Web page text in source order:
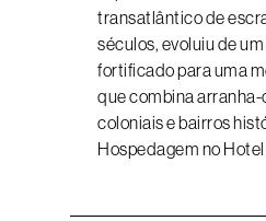
transatlântico de
séculos, evoluiu de
fortificado para uma
que combina
coloniais e bairros
Hospedagem no Hotel